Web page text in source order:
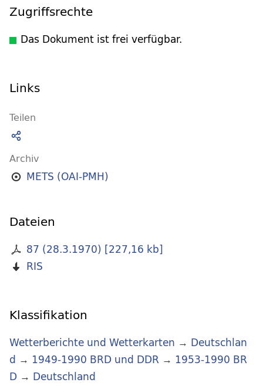
Zugriffsrechte
Das Dokument ist frei verfügbar.
Links
Teilen
Archiv
METS (OAI-PMH)
Dateien
87 (28.3.1970) [227,16 kb]
RIS
Klassifikation
Wetterberichte und Wetterkarten → Deutschlan
d → 1949-1990 BRD und DDR → 1953-1990 BR
D → Deutschland